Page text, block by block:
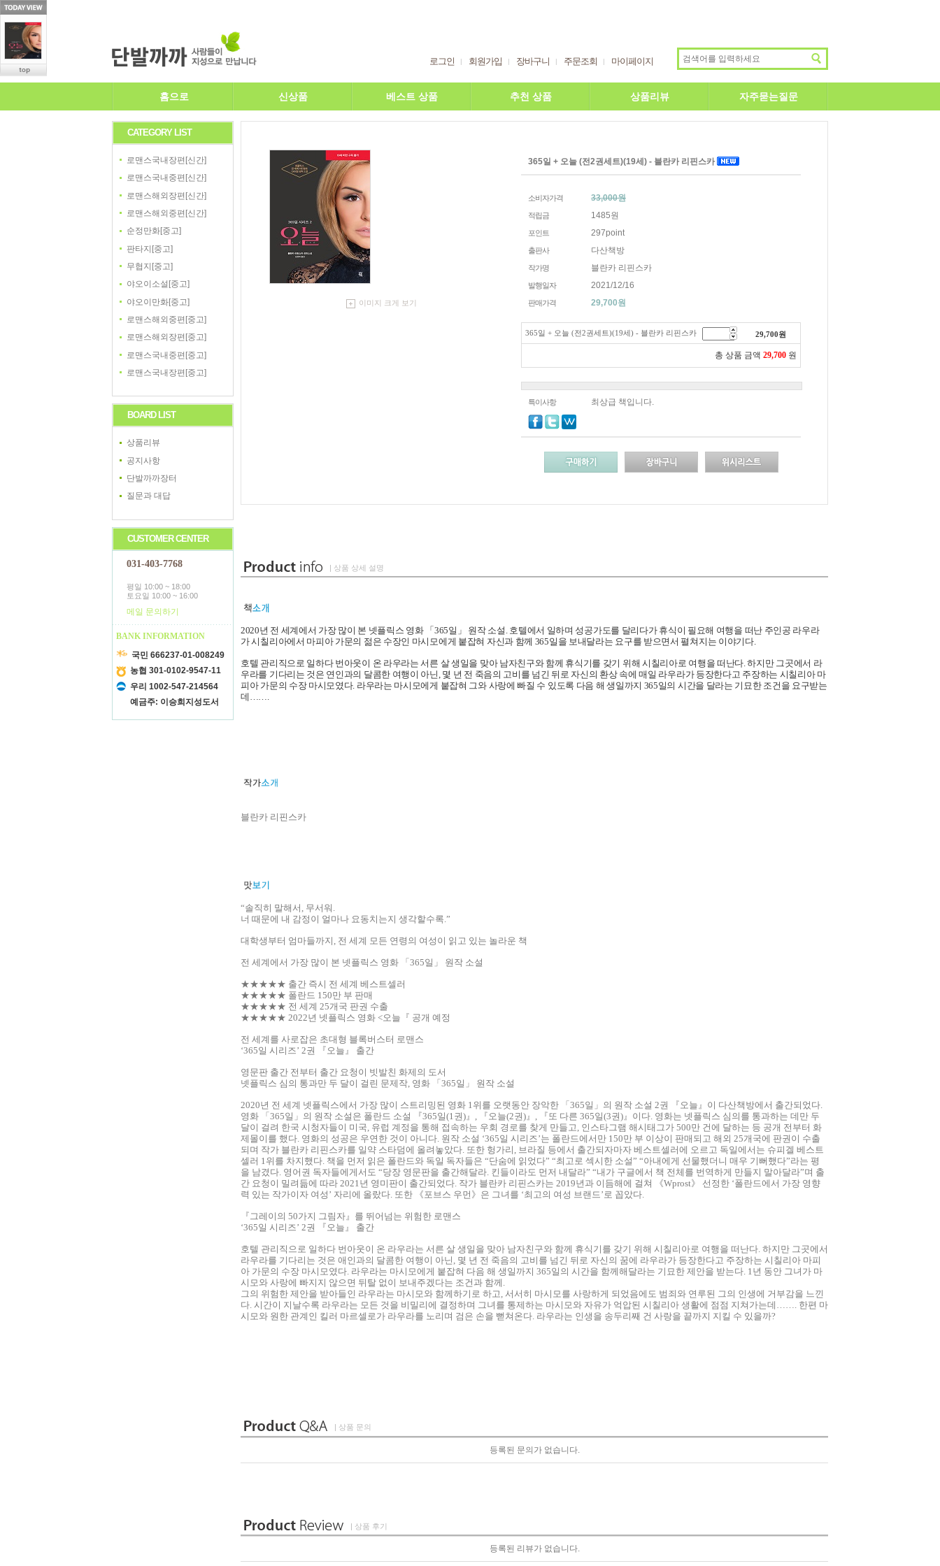
로그인 회원가입 장바구니 주문조회 마이페이지
홈으로 신상품 베스트 상품 추천 상품 상품리뷰 자주묻는질문
CATEGORY LIST
로맨스국내장편[신간]
로맨스국내중편[신간]
로맨스해외장편[신간]
로맨스해외중편[신간]
순정만화[중고]
판타지[중고]
무협지[중고]
야오이소설[중고]
야오이만화[중고]
로맨스해외중편[중고]
로맨스해외장편[중고]
로맨스국내중편[중고]
로맨스국내장편[중고]
BOARD LIST
상품리뷰
공지사항
단발까까장터
질문과 대답
CUSTOMER CENTER
031-403-7768
평일 10:00 ~ 18:00
토요일 10:00 ~ 16:00
메일 문의하기
BANK INFORMATION
국민 666237-01-008249
농협 301-0102-9547-11
우리 1002-547-214564
예금주: 이승희지성도서
이미지 크게 보기
365일 + 오늘 (전2권세트)(19세) - 블란카 리핀스카
소비자가격 33,000원
적립금 1485원
포인트 297point
출판사 다산책방
작가명 블란카 리핀스카
발행일자 2021/12/16
판매가격 29,700원
365일 + 오늘 (전2권세트)(19세) - 블란카 리핀스카 29,700원
총 상품 금액 29,700 원
특이사항 최상급 책입니다.
| 상품 상세 설명
2020년 전 세계에서 가장 많이 본 넷플릭스 영화 「365일」 원작 소설. 호텔에서 일하며 성공가도를 달리다가 휴식이 필요해 여행을 떠난 주인공 라우라
가 시칠리아에서 마피아 가문의 젊은 수장인 마시모에게 붙잡혀 자신과 함께 365일을 보내달라는 요구를 받으면서 펼쳐지는 이야기다.
호텔 관리직으로 일하다 번아웃이 온 라우라는 서른 살 생일을 맞아 남자친구와 함께 휴식기를 갖기 위해 시칠리아로 여행을 떠난다. 하지만 그곳에서 라
우라를 기다리는 것은 연인과의 달콤한 여행이 아닌, 몇 년 전 죽음의 고비를 넘긴 뒤로 자신의 환상 속에 매일 라우라가 등장한다고 주장하는 시칠리아 마
피아 가문의 수장 마시모였다. 라우라는 마시모에게 붙잡혀 그와 사랑에 빠질 수 있도록 다음 해 생일까지 365일의 시간을 달라는 기묘한 조건을 요구받는
데…….
블란카 리핀스카
“솔직히 말해서, 무서워.
너 때문에 내 감정이 얼마나 요동치는지 생각할수록.”
대학생부터 엄마들까지, 전 세계 모든 연령의 여성이 읽고 있는 놀라운 책
전 세계에서 가장 많이 본 넷플릭스 영화 「365일」 원작 소설
★★★★★ 출간 즉시 전 세계 베스트셀러
★★★★★ 폴란드 150만 부 판매
★★★★★ 전 세계 25개국 판권 수출
★★★★★ 2022년 넷플릭스 영화 <오늘『 공개 예정
전 세계를 사로잡은 초대형 블록버스터 로맨스
‘365일 시리즈’ 2권 『오늘』 출간
영문판 출간 전부터 출간 요청이 빗발친 화제의 도서
넷플릭스 심의 통과만 두 달이 걸린 문제작, 영화 「365일」 원작 소설
2020년 전 세계 넷플릭스에서 가장 많이 스트리밍된 영화 1위를 오랫동안 장악한 「365일」의 원작 소설 2권 『오늘』이 다산책방에서 출간되었다.
영화 「365일」의 원작 소설은 폴란드 소설 『365일(1권)』, 『오늘(2권)』, 『또 다른 365일(3권)』이다. 영화는 넷플릭스 심의를 통과하는 데만 두
달이 걸려 한국 시청자들이 미국, 유럽 계정을 통해 접속하는 우회 경로를 찾게 만들고, 인스타그램 해시태그가 500만 건에 달하는 등 공개 전부터 화
제몰이를 했다. 영화의 성공은 우연한 것이 아니다. 원작 소설 ‘365일 시리즈’는 폴란드에서만 150만 부 이상이 판매되고 해외 25개국에 판권이 수출
되며 작가 블란카 리핀스카를 일약 스타덤에 올려놓았다. 또한 헝가리, 브라질 등에서 출간되자마자 베스트셀러에 오르고 독일에서는 슈피겔 베스트
셀러 1위를 차지했다. 책을 먼저 읽은 폴란드와 독일 독자들은 “단숨에 읽었다” “최고로 섹시한 소설” “아내에게 선물했더니 매우 기뻐했다”라는 평
을 남겼다. 영어권 독자들에게서도 “당장 영문판을 출간해달라. 킨들이라도 먼저 내달라” “내가 구글에서 책 전체를 번역하게 만들지 말아달라”며 출
간 요청이 밀려듦에 따라 2021년 영미판이 출간되었다. 작가 블란카 리핀스카는 2019년과 이듬해에 걸쳐 《Wprost》 선정한 ‘폴란드에서 가장 영향
력 있는 작가이자 여성’ 자리에 올랐다. 또한 《포브스 우먼》은 그녀를 ‘최고의 여성 브랜드’로 꼽았다.
『그레이의 50가지 그림자』를 뛰어넘는 위험한 로맨스
‘365일 시리즈’ 2권 『오늘』 출간
호텔 관리직으로 일하다 번아웃이 온 라우라는 서른 살 생일을 맞아 남자친구와 함께 휴식기를 갖기 위해 시칠리아로 여행을 떠난다. 하지만 그곳에서
라우라를 기다리는 것은 애인과의 달콤한 여행이 아닌, 몇 년 전 죽음의 고비를 넘긴 뒤로 자신의 꿈에 라우라가 등장한다고 주장하는 시칠리아 마피
아 가문의 수장 마시모였다. 라우라는 마시모에게 붙잡혀 다음 해 생일까지 365일의 시간을 함께해달라는 기묘한 제안을 받는다. 1년 동안 그녀가 마
시모와 사랑에 빠지지 않으면 뒤탈 없이 보내주겠다는 조건과 함께.
그의 위험한 제안을 받아들인 라우라는 마시모와 함께하기로 하고, 서서히 마시모를 사랑하게 되었음에도 범죄와 연루된 그의 인생에 거부감을 느낀
다. 시간이 지날수록 라우라는 모든 것을 비밀리에 결정하며 그녀를 통제하는 마시모와 자유가 억압된 시칠리아 생활에 점점 지쳐가는데……. 한편 마
시모와 원한 관계인 킬러 마르셀로가 라우라를 노리며 검은 손을 뻗쳐온다. 라우라는 인생을 송두리째 건 사랑을 끝까지 지킬 수 있을까?
| 상품 문의
등록된 문의가 없습니다.
| 상품 후기
등록된 리뷰가 없습니다.